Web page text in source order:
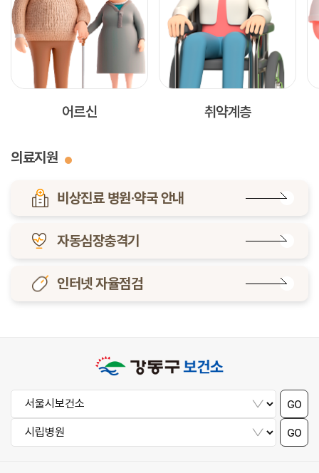
임신·출산·영유
의료지원
비상진료 병원·약국 안내
자동심장충격기
인터넷 자율점검
GO
GO